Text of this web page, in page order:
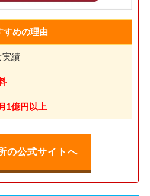
すめの理由
実績
1億円以上
の公式サイトへ